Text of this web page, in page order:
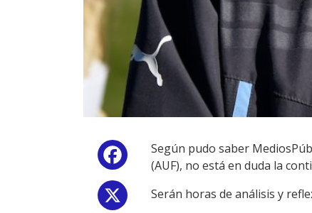
Facebook
Según pudo saber
(AUF), no está en duda la
Serán horas de análisis y